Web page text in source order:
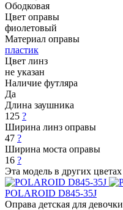
Ободковая
Цвет оправы
фиолетовый
Материал оправы
пластик
Цвет линз
не указан
Наличие футляра
Да
Длина заушника
125 ?
Ширина линз оправы
47 ?
Ширина моста оправы
16 ?
Эта модель в других цветах
POLAROID D845-35J
Оправа детская для девочки